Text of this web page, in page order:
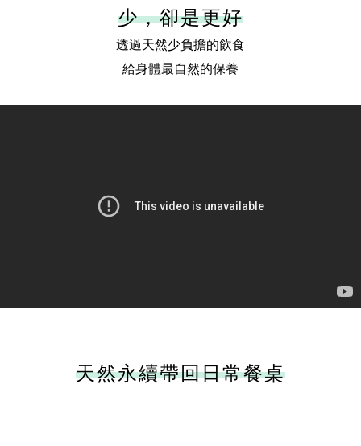
少，卻是更好
透過天然少負擔的飲食
給身體最自然的保養
天然永續帶回日常餐桌